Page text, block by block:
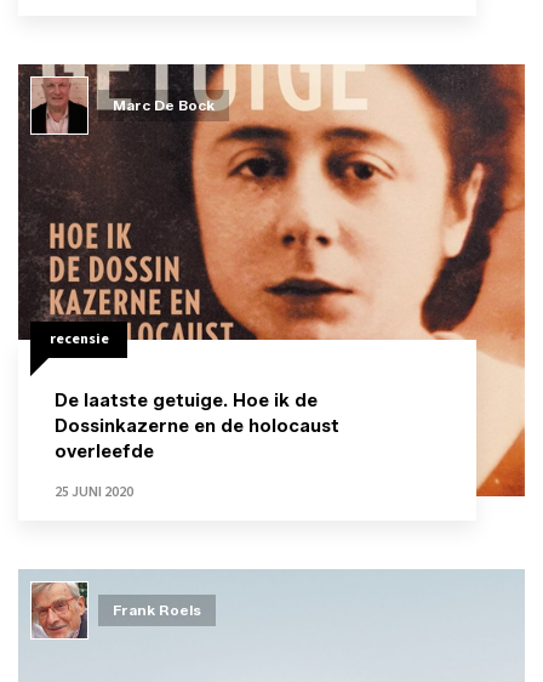
recensie
De laatste getuige. Hoe ik de
Dossinkazerne en de holocaust
overleefde
25 JUNI 2020
Marc De Bock
Frank Roels